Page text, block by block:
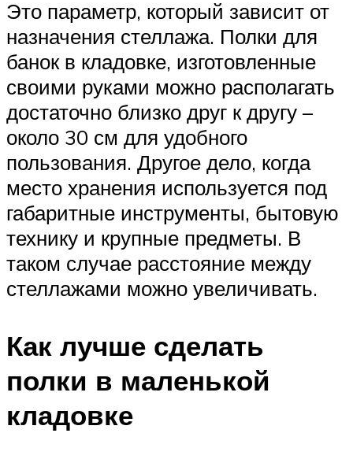
Это параметр, который зависит от
назначения стеллажа. Полки для
банок в кладовке, изготовленные
своими руками можно располагать
достаточно близко друг к другу –
около 30 см для удобного
пользования. Другое дело, когда
место хранения используется под
габаритные инструменты, бытовую
технику и крупные предметы. В
таком случае расстояние между
стеллажами можно увеличивать.
Как лучше сделать
полки в маленькой
кладовке